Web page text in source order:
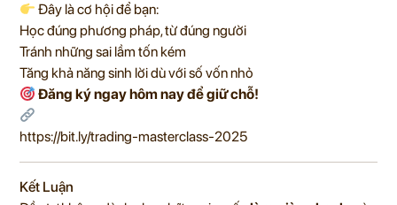
Đây là cơ hội để bạn:
Học đúng phương pháp, từ đúng người
Tránh những sai lầm tốn kém
Tăng khả năng sinh lời dù với số vốn nhỏ
Đăng ký ngay hôm nay để giữ chỗ!
https://bit.ly/trading-masterclass-2025
Kết Luận